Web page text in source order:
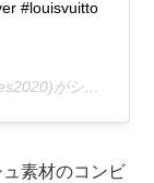
#louisvuitto
ェアした投稿 –
素材のコンビ